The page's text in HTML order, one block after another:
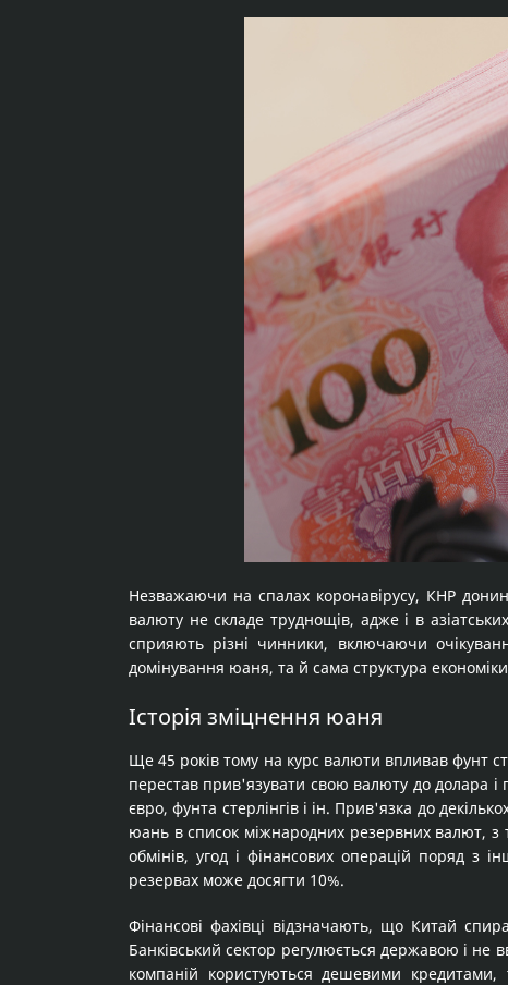
Незважаючи на спалах коронавірусу, КНР
валюту не складе труднощів, адже і в
сприяють різні чинники, включаючи
домінування юаня, та й сама структура
Історія зміцнення юаня
Ще 45 років тому на курс валюти впливав фунт
перестав прив'язувати свою валюту до долара
євро, фунта стерлінгів і ін. Прив'язка до
юань в список міжнародних резервних валют, з
обмінів, угод і фінансових операцій поряд з
резервах може досягти 10%.
Фінансові фахівці відзначають, що Китай
Банківський сектор регулюється державою і не
компаній користуються дешевими